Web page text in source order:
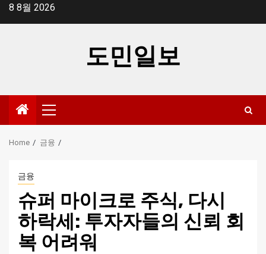
Skip8 8월 2026
도민일보
Primary
Menu
Home 금융
금융
슈퍼 마이크로 주식, 다시
하락세: 투자자들의 신뢰 회
복 어려워